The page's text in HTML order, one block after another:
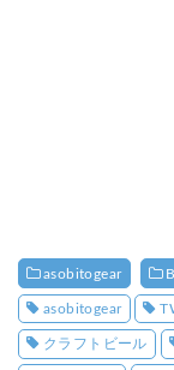
asobitogear
asobitogear
クラフトビール